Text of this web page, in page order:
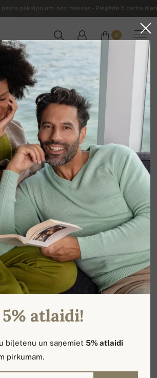
pakalpojumi bez maksas – Piegāde 5 darba
0
atlaidi!
biļetenu un saņemiet5% atlaidi
pirkumam.